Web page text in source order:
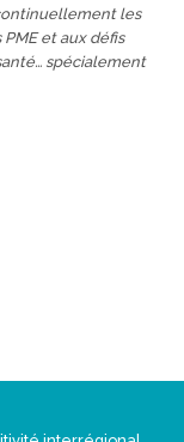
les
et aux défis
spécialement